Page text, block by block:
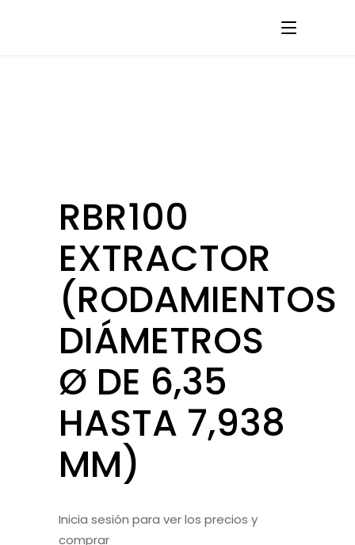
RBR100
EXTRACTOR
(RODAMIENTOS
DIÁMETROS
Ø DE 6,35
HASTA 7,938
MM)
Inicia sesión para ver los precios y
comprar